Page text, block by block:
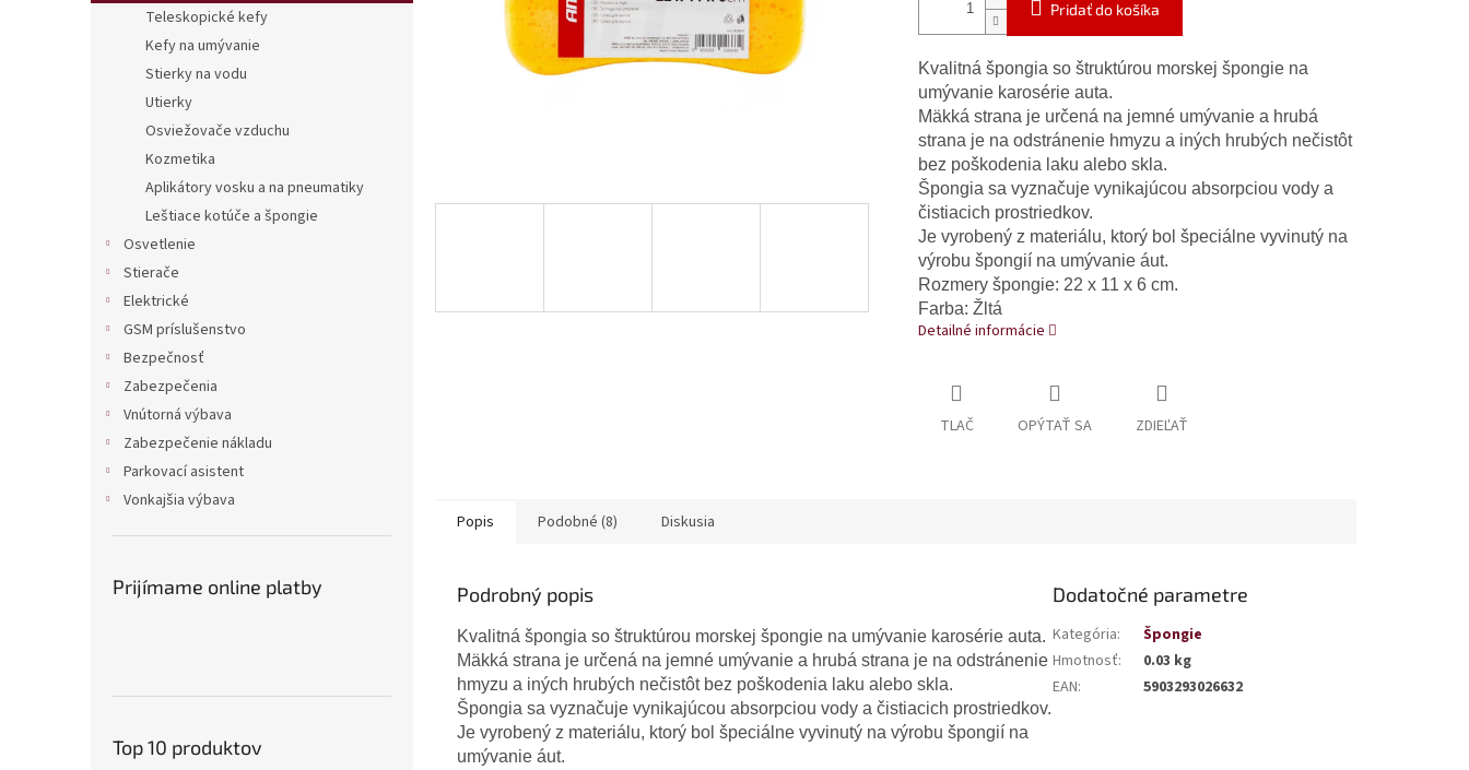
Teleskopické kefy
Kefy na umývanie
Stierky na vodu
Utierky
Osviežovače vzduchu
Kozmetika
Aplikátory vosku a na pneumatiky
Leštiace kotúče a špongie
Osvetlenie
Stierače
Elektrické
GSM príslušenstvo
Bezpečnosť
Zabezpečenia
Vnútorná výbava
Zabezpečenie nákladu
Parkovací asistent
Vonkajšia výbava
Prijímame online platby
Top 10 produktov
Pridať do košíka
Kvalitná špongia so štruktúrou morskej špongie na
umývanie karosérie auta.
Mäkká strana je určená na jemné umývanie a hrubá
strana je na odstránenie hmyzu a iných hrubých nečistôt
bez poškodenia laku alebo skla.
Špongia sa vyznačuje vynikajúcou absorpciou vody a
čistiacich prostriedkov.
Je vyrobený z materiálu, ktorý bol špeciálne vyvinutý na
výrobu špongií na umývanie áut.
Rozmery špongie: 22 x 11 x 6 cm.
Farba: Žltá
Detailné informácie
TLAČ OPÝTAŤ SA ZDIEĽAŤ
Popis Podobné (8) Diskusia
Podrobný popis
Kvalitná špongia so štruktúrou morskej špongie na umývanie karosérie auta.
Mäkká strana je určená na jemné umývanie a hrubá strana je na odstránenie
hmyzu a iných hrubých nečistôt bez poškodenia laku alebo skla.
Špongia sa vyznačuje vynikajúcou absorpciou vody a čistiacich prostriedkov.
Je vyrobený z materiálu, ktorý bol špeciálne vyvinutý na výrobu špongií na
umývanie áut.
Dodatočné parametre
Kategória:
Špongie
Hmotnosť:
0.03 kg
EAN: 5903293026632